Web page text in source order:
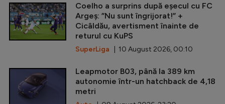
Coelho a surprins după eșecul cu FC
Argeș: ”Nu sunt îngrijorat!” +
Cicâldău, avertisment înainte de
returul cu KuPS
SuperLiga | 10 August 2026, 00:10
Leapmotor B03, până la 389 km
autonomie într-un hatchback de 4,18
metri